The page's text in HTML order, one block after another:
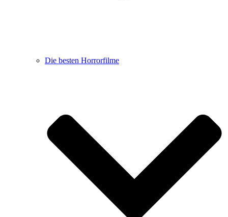
Die besten Horrorfilme